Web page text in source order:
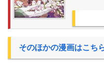
そのほかの漫画はこち